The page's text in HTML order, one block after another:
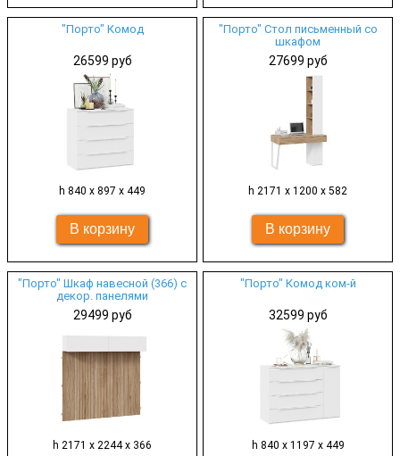
"Порто" Комод
26599 руб
h 840 х 897 х 449
"Порто" Стол письменный со
шкафом
27699 руб
h 2171 х 1200 х 582
"Порто" Шкаф навесной (366) с
декор. панелями
29499 руб
h 2171 х 2244 х 366
"Порто" Комод ком-й
32599 руб
h 840 х 1197 х 449